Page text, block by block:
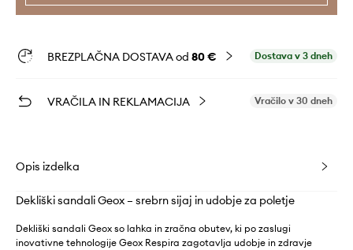
BREZPLAČNA DOSTAVA od 80 € Dostava v 3 dneh
VRAČILA IN REKLAMACIJA Vračilo v 30 dneh
Opis izdelka
Dekliški sandali Geox – srebrn sijaj in udobje za poletje
Dekliški sandali Geox so lahka in zračna obutev, ki po zaslugi
inovativne tehnologije Geox Respira zagotavlja udobje in zdravje